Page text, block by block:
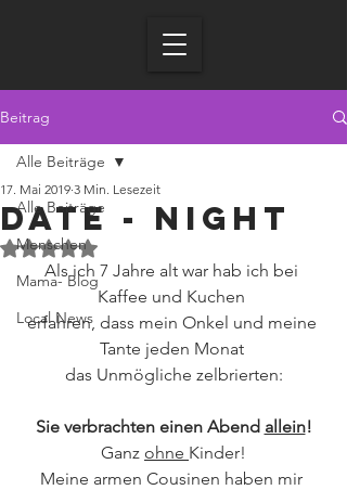
Beitrag
Alle Beiträge
Menschen
Mama- Blog
Local News
Alle Beiträge
Date - Night
17. Mai 2019 3 Min. Lesezeit
Mit NaN von 5 Sternen bewertet.
Als ich 7 Jahre alt war hab ich bei
Kaffee und Kuchen
erfahren, dass mein Onkel und meine
Tante jeden Monat
das Unmögliche zelbrierten:
Sie verbrachten einen Abend allein!
Ganz ohne Kinder!
Meine armen Cousinen haben mir